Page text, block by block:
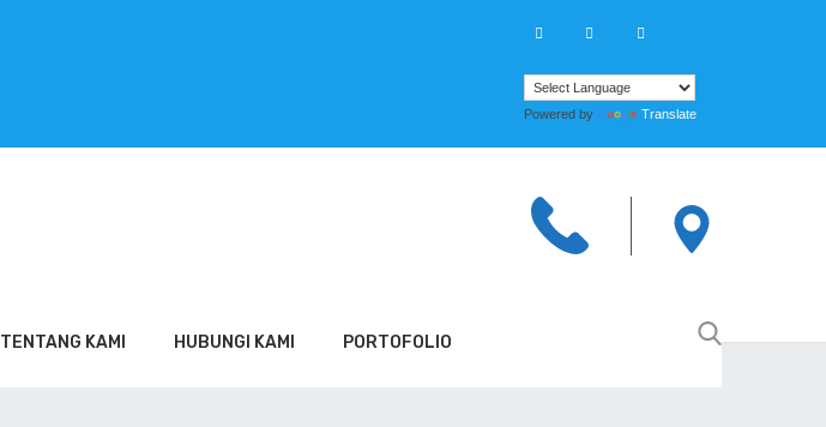
Powered by Translate
TENTANG KAMI HUBUNGI KAMI PORTOFOLIO